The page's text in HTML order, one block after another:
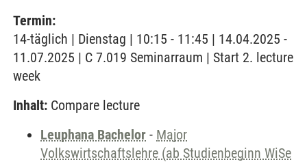
Termin:
14-täglich | Dienstag | 10:15 - 11:45 | 14.04.2025 -
11.07.2025 | C 7.019 Seminarraum | Start 2. lecture
week
Inhalt: Compare lecture
Leuphana Bachelor - Major
Volkswirtschaftslehre (ab Studienbeginn WiSe